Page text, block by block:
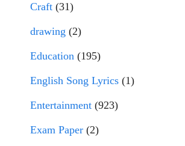
Craft (31)
drawing (2)
Education (195)
English Song Lyrics (1)
Entertainment (923)
Exam Paper (2)